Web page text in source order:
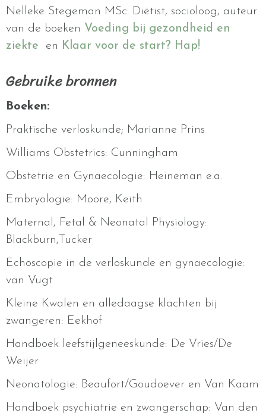
Nelleke Stegeman MSc. Diëtist, socioloog, auteur
van de boeken Voeding bij gezondheid en
ziekte en Klaar voor de start? Hap!
Gebruike bronnen
Boeken:
Praktische verloskunde; Marianne Prins
Williams Obstetrics: Cunningham
Obstetrie en Gynaecologie: Heineman e.a.
Embryologie: Moore, Keith
Maternal, Fetal & Neonatal Physiology:
Blackburn,Tucker
Echoscopie in de verloskunde en gynaecologie:
van Vugt
Kleine Kwalen en alledaagse klachten bij
zwangeren: Eekhof
Handboek leefstijlgeneeskunde: De Vries/De
Weijer
Neonatologie: Beaufort/Goudoever en Van Kaam
Handboek psychiatrie en zwangerschap: Van den